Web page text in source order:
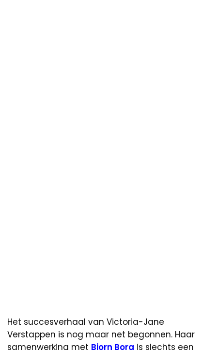
Het succesverhaal van Victoria-Jane
Verstappen is nog maar net begonnen. Haar
samenwerking met Bjorn Borg is slechts een